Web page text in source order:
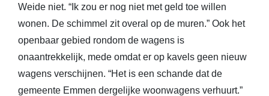
Weide niet. “Ik zou er nog niet met geld toe willen
wonen. De schimmel zit overal op de muren.” Ook het
openbaar gebied rondom de wagens is
onaantrekkelijk, mede omdat er op kavels geen nieuw
wagens verschijnen. “Het is een schande dat de
gemeente Emmen dergelijke woonwagens verhuurt.”